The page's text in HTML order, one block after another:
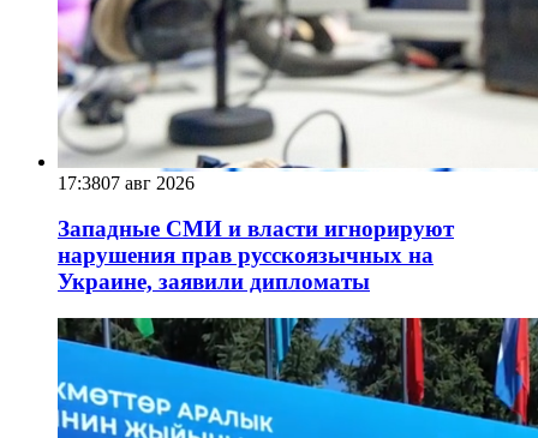
17:3807 авг 2026
Западные СМИ и власти игнорируют
нарушения прав русскоязычных на
Украине, заявили дипломаты